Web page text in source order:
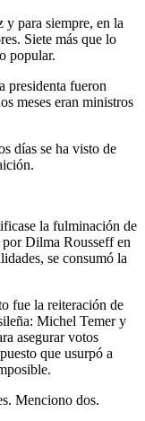
y para siempre, en la
Siete más que lo
popular.
presidenta fueron
meses eran ministros
días se ha visto de
la fulminación de
Dilma Rousseff en
se consumó la
fue la reiteración de
Michel Temer y
asegurar votos
que usurpó a
Menciono dos.